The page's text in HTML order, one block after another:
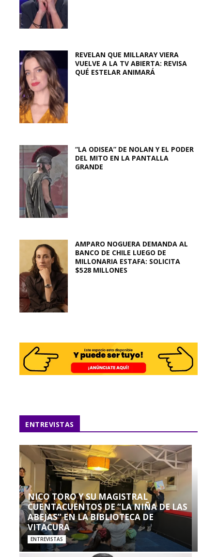
REVELAN QUE MILLARAY VIERA
VUELVE A LA TV ABIERTA: REVISA
QUÉ ESTELAR ANIMARÁ
“LA ODISEA” DE NOLAN Y EL PODER
DEL MITO EN LA PANTALLA
GRANDE
AMPARO NOGUERA DEMANDA AL
BANCO DE CHILE LUEGO DE
MILLONARIA ESTAFA: SOLICITA
$528 MILLONES
ENTREVISTAS
NICO TORO Y SU MAGISTRAL
CUENTACUENTOS DE “LA NIÑA DE LAS
ABEJAS” EN LA BIBLIOTECA DE
VITACURA
ENTREVISTAS